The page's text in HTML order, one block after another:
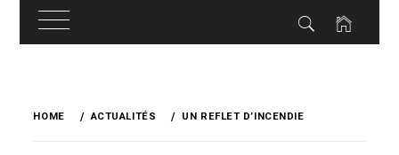
HOME ACTUALITÉS UN REFLET D’INCENDIE